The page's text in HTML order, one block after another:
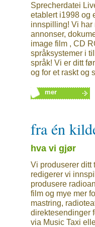
Sprecherdatei
etablert i1998 og
innspilling! Vi
annonser,
image film , CD
språksystemer i
språk! Vi er ditt
og for et raskt og
mer
fra én
hva vi gjør
Vi produserer ditt
redigerer vi
produsere
film og mye mer
mastring,
direktesendinger
via Music Taxi